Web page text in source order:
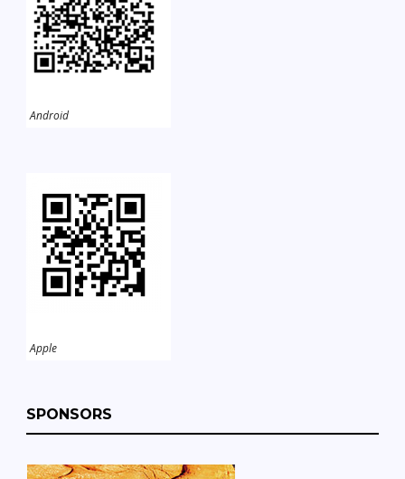
Android
Apple
SPONSORS